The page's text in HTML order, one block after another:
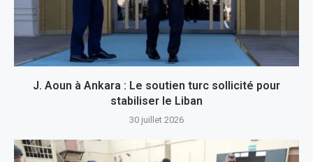
J. Aoun à Ankara : Le soutien turc sollicité pour
stabiliser le Liban
30 juillet 2026